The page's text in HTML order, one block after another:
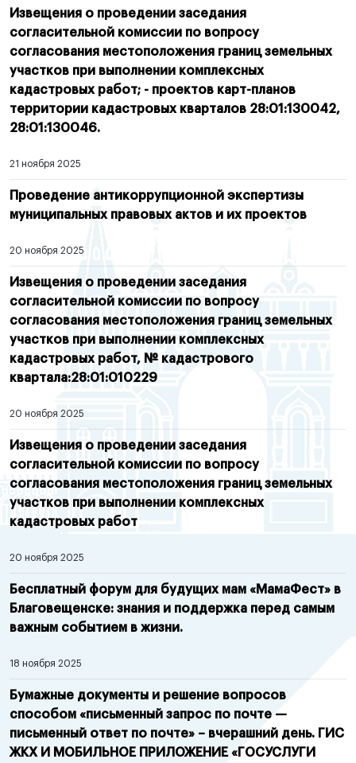
Извещения о проведении заседания
согласительной комиссии по вопросу
согласования местоположения границ земельных
участков при выполнении комплексных
кадастровых работ; - проектов карт-планов
территории кадастровых кварталов 28:01:130042,
28:01:130046.
21 ноября 2025
Проведение антикоррупционной экспертизы
муниципальных правовых актов и их проектов
20 ноября 2025
Извещения о проведении заседания
согласительной комиссии по вопросу
согласования местоположения границ земельных
участков при выполнении комплексных
кадастровых работ, № кадастрового
квартала:28:01:010229
20 ноября 2025
Извещения о проведении заседания
согласительной комиссии по вопросу
согласования местоположения границ земельных
участков при выполнении комплексных
кадастровых работ
20 ноября 2025
Бесплатный форум для будущих мам «МамаФест» в
Благовещенске: знания и поддержка перед самым
важным событием в жизни.
18 ноября 2025
Бумажные документы и решение вопросов
способом «письменный запрос по почте —
письменный ответ по почте» – вчерашний день. ГИС
ЖКХ И МОБИЛЬНОЕ ПРИЛОЖЕНИЕ «ГОСУСЛУГИ